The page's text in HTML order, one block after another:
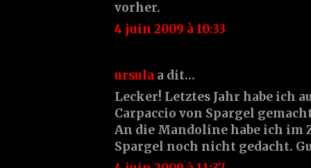
vorher.
4 juin 2009 à 10:33
ursula a dit…
Lecker! Letztes Jahr habe ich
Carpaccio von Spargel
An die Mandoline habe ich im
Spargel noch nicht gedacht.